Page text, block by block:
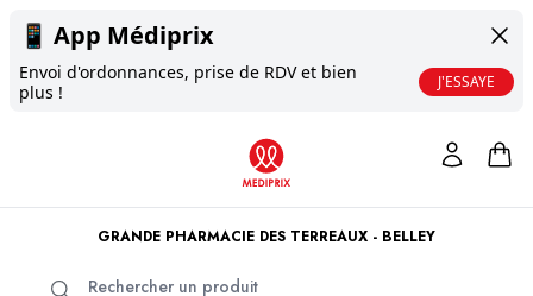
📱 App Médiprix
Envoi d'ordonnances, prise de RDV et bien
plus !
J'ESSAYE
GRANDE PHARMACIE DES TERREAUX - BELLEY